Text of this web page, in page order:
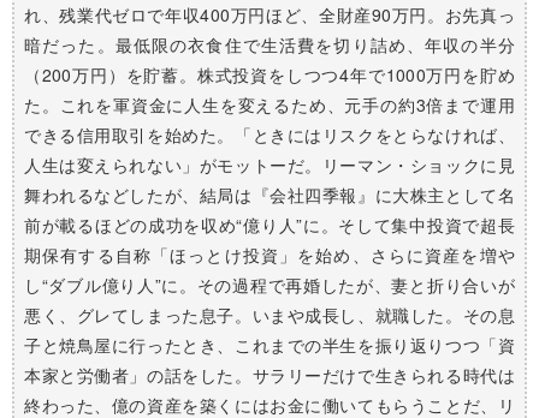
れ、残業代ゼロで年収400万円ほど、全財産90万円。お先真っ
暗だった。最低限の衣食住で生活費を切り詰め、年収の半分
（200万円）を貯蓄。株式投資をしつつ4年で1000万円を貯め
た。これを軍資金に人生を変えるため、元手の約3倍まで運用
できる信用取引を始めた。「ときにはリスクをとらなければ、
人生は変えられない」がモットーだ。リーマン・ショックに見
舞われるなどしたが、結局は『会社四季報』に大株主として名
前が載るほどの成功を収め“億り人”に。そして集中投資で超長
期保有する自称「ほっとけ投資」を始め、さらに資産を増や
し“ダブル億り人”に。その過程で再婚したが、妻と折り合いが
悪く、グレてしまった息子。いまや成長し、就職した。その息
子と焼鳥屋に行ったとき、これまでの半生を振り返りつつ「資
本家と労働者」の話をした。サラリーだけで生きられる時代は
終わった、億の資産を築くにはお金に働いてもらうことだ、リ